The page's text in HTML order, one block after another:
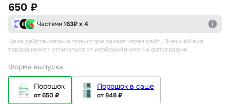
650 ₽
Частями163₽ х 4
Цена действительна только при заказе через сайт.. Внешний вид
товара может отличаться от изображённого на фотографии.
Форма выпуска
Порошок
от 650 ₽
Порошок в саше
от 848 ₽